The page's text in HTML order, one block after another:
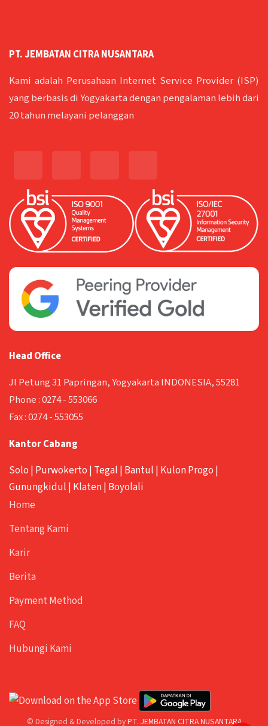
PT. JEMBATAN CITRA NUSANTARA
Kami adalah Perusahaan Internet Service Provider (ISP)
yang berbasis di Yogyakarta dengan pengalaman lebih dari
20 tahun melayani pelanggan
Head Office
Jl Petung 31 Papringan, Yogyakarta INDONESIA, 55281
Phone :0274 - 553066
Fax :0274 - 553055
Kantor Cabang
Solo | Purwokerto | Tegal | Bantul | Kulon Progo |
Gunungkidul | Klaten| Boyolali
Home
Tentang Kami
Karir
Berita
Payment Method
FAQ
Hubungi Kami
© Designed & Developed byPT. JEMBATAN CITRA NUSANTARA